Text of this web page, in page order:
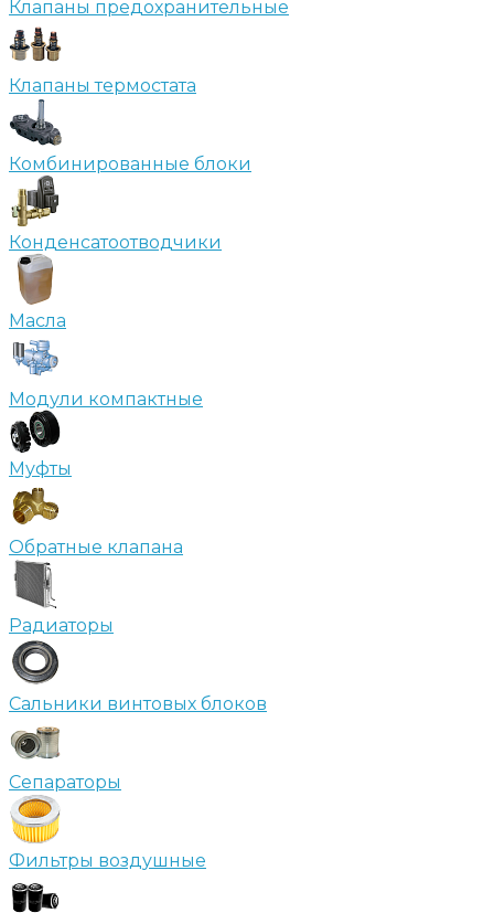
Клапаны предохранительные
Клапаны термостата
Комбинированные блоки
Конденсатоотводчики
Масла
Модули компактные
Муфты
Обратные клапана
Радиаторы
Сальники винтовых блоков
Сепараторы
Фильтры воздушные